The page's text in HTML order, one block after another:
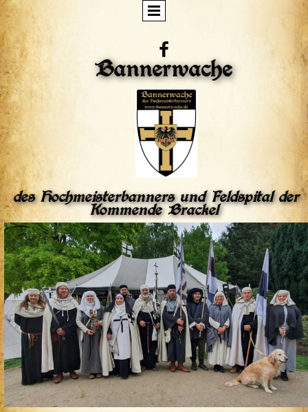

Bannerwache
des Hochmeisterbanners und Feldspital der
Kommende Brackel